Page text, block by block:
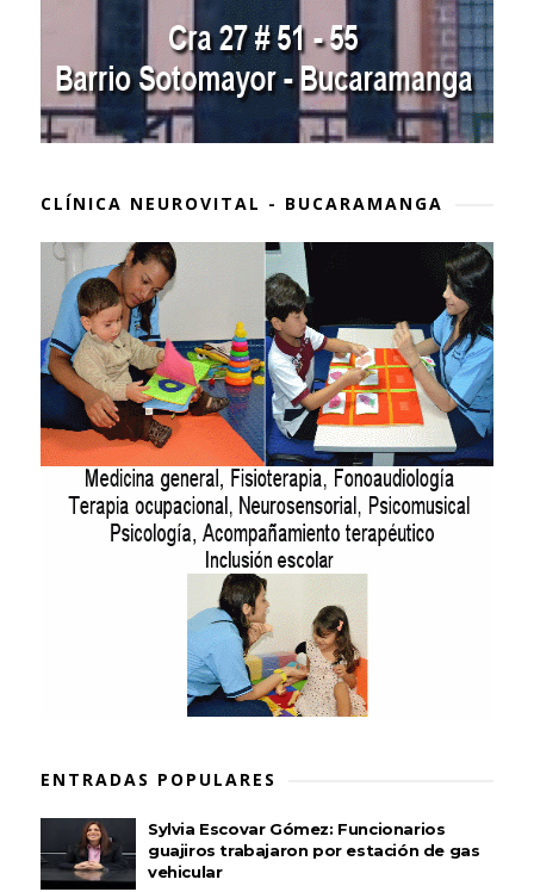
CLÍNICA NEUROVITAL - BUCARAMANGA
ENTRADAS POPULARES
Sylvia Escovar Gómez: Funcionarios
guajiros trabajaron por estación de gas
vehicular